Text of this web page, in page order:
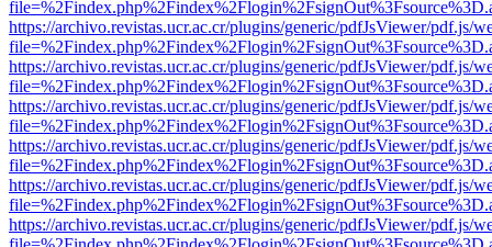
https://archivo.revistas.ucr.ac.cr/plugins/generic/pdfJsViewer/pdf.js/
https://archivo.revistas.ucr.ac.cr/plugins/generic/pdfJsViewer/pdf.js/
https://archivo.revistas.ucr.ac.cr/plugins/generic/pdfJsViewer/pdf.js/
https://archivo.revistas.ucr.ac.cr/plugins/generic/pdfJsViewer/pdf.js/
https://archivo.revistas.ucr.ac.cr/plugins/generic/pdfJsViewer/pdf.js/
https://archivo.revistas.ucr.ac.cr/plugins/generic/pdfJsViewer/pdf.js/